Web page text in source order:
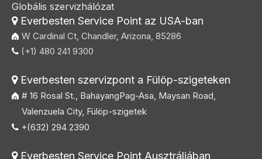
Globális szervizhálózat
Everbesten Service Point az USA-ban
W Cardinal Ct, Chandler, Arizona, 85286
 (+1) 480 241 9300
Everbesten szervizpont a Fülöp-szigeteken
# 16 Rosal St., BahayangPag-Asa, Maysan Road,
Valenzuela City, Fülöp-szigetek
 +(632) 294 2390
Everbesten Service Point Ausztráliában